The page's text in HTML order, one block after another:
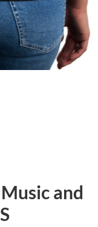
and